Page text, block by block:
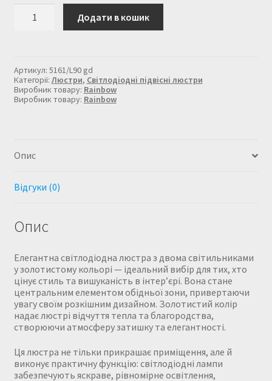
Світлодіодна
люстра
2
світильники,
золотиста
кількість
Додати в кошик
Артикул: 5161/L90 gd
Категорії: Люстри, Світлодіодні підвісні люстри
Виробник товару: Rainbow
Виробник товару: Rainbow
Опис
Відгуки (0)
Опис
Елегантна світлодіодна люстра з двома світильниками
у золотистому кольорі — ідеальний вибір для тих, хто
цінує стиль та вишуканість в інтер’єрі. Вона стане
центральним елементом обідньої зони, привертаючи
увагу своїм розкішним дизайном. Золотистий колір
надає люстрі відчуття тепла та благородства,
створюючи атмосферу затишку та елегантності.
Ця люстра не тільки прикрашає приміщення, але й
виконує практичну функцію: світлодіодні лампи
забезпечують яскраве, рівномірне освітлення,